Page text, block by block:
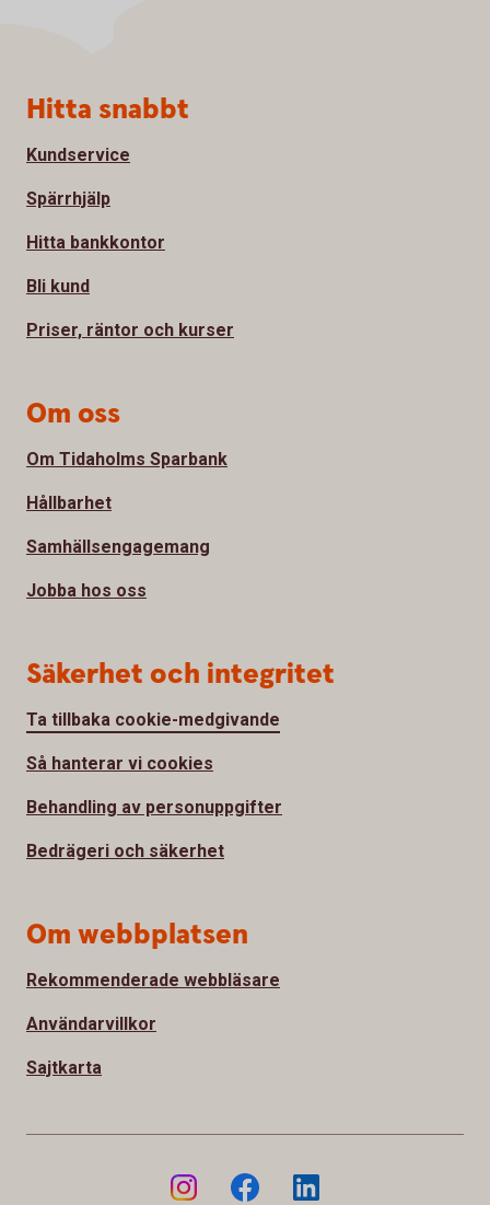
Sidfot
Hitta snabbt
Kundservice
Spärrhjälp
Hitta bankkontor
Bli kund
Priser, räntor och kurser
Om oss
Om Tidaholms Sparbank
Hållbarhet
Samhällsengagemang
Jobba hos oss
Säkerhet och integritet
Ta tillbaka cookie-medgivande
Så hanterar vi cookies
Behandling av personuppgifter
Bedrägeri och säkerhet
Om webbplatsen
Rekommenderade webbläsare
Användarvillkor
Sajtkarta